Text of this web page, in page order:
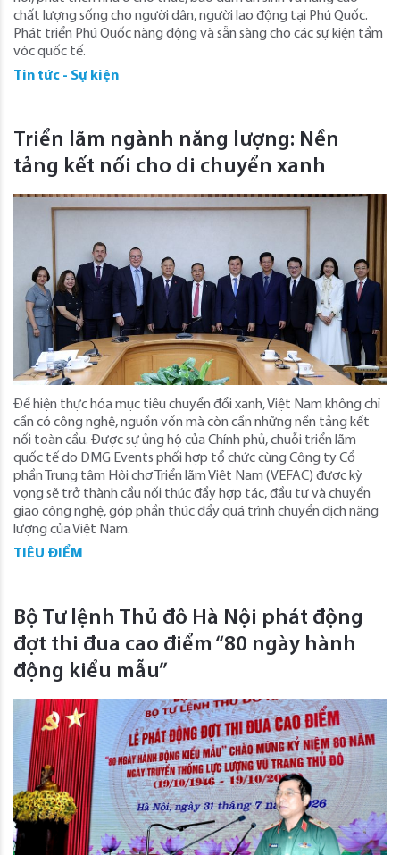
chất lượng sống cho người dân, người lao động tại Phú Quốc.
Phát triển Phú Quốc năng động và sẵn sàng cho các sự kiện tầm
vóc quốc tế.
Tin tức - Sự kiện
Triển lãm ngành năng lượng: Nền
tảng kết nối cho di chuyển xanh
Để hiện thực hóa mục tiêu chuyển đổi xanh, Việt Nam không chỉ
cần có công nghệ, nguồn vốn mà còn cần những nền tảng kết
nối toàn cầu. Được sự ủng hộ của Chính phủ, chuỗi triển lãm
quốc tế do DMG Events phối hợp tổ chức cùng Công ty Cổ
phần Trung tâm Hội chợ Triển lãm Việt Nam (VEFAC) được kỳ
vọng sẽ trở thành cầu nối thúc đẩy hợp tác, đầu tư và chuyển
giao công nghệ, góp phần thúc đẩy quá trình chuyển dịch năng
lượng của Việt Nam.
TIÊU ĐIỂM
Bộ Tư lệnh Thủ đô Hà Nội phát động
đợt thi đua cao điểm “80 ngày hành
động kiểu mẫu”